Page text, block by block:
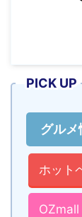
PICK UP
グル
ホット
OZmall